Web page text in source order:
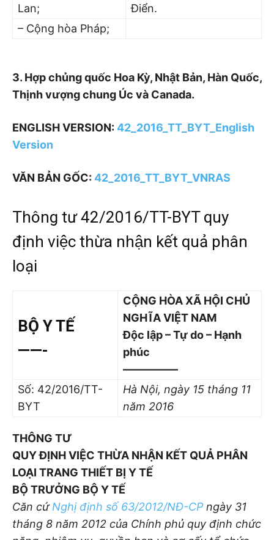
Lan;
Điển.
– Cộng hòa Pháp;
3. Hợp chủng quốc Hoa Kỳ, Nhật Bản, Hàn Quốc,
Thịnh vượng chung Úc và Canada.
ENGLISH VERSION: 42_2016_TT_BYT_English
Version
VĂN BẢN GỐC: 42_2016_TT_BYT_VNRAS
Thông tư 42/2016/TT-BYT quy
định việc thừa nhận kết quả phân
loại
BỘ Y TẾ
——-
CỘNG HÒA XÃ HỘI CHỦ
NGHĨA VIỆT NAM
Độc lập – Tự do – Hạnh
phúc
—————
Số: 42/2016/TT-
BYT
Hà Nội, ngày 15 tháng 11
năm 2016
THÔNG TƯ
QUY ĐỊNH VIỆC THỪA NHẬN KẾT QUẢ PHÂN
LOẠI TRANG THIẾT BỊ Y TẾ
BỘ TRƯỞNG BỘ Y TẾ
Căn cứNghị định số 63/2012/NĐ-CP ngày 31
tháng 8 năm 2012 của Chính phủ quy định chức